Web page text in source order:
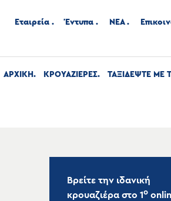
Εταιρεία Έντυπα ΝΕΑ
ΑΡΧΙΚΉ ΚΡΟΥΑΖΙΕΡΕΣ ΤΑΞΙΔΕΨΤΕ ΜΕ
Βρείτε την ιδανική
κρουαζιέρα στο 1ο